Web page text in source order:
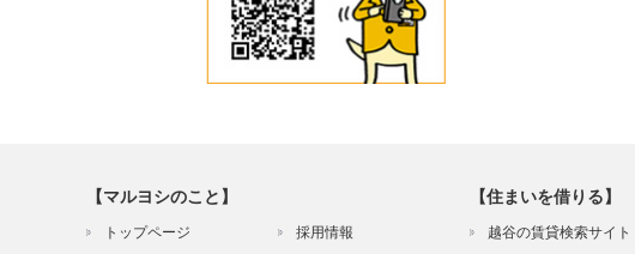
【マルヨシのこと】
トップページ
採用情報
【住まいを借りる】
越谷の賃貸検索サイト